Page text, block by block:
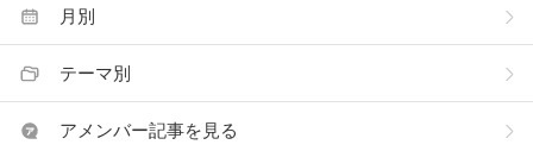
月別
テーマ別
アメンバー記事を見る